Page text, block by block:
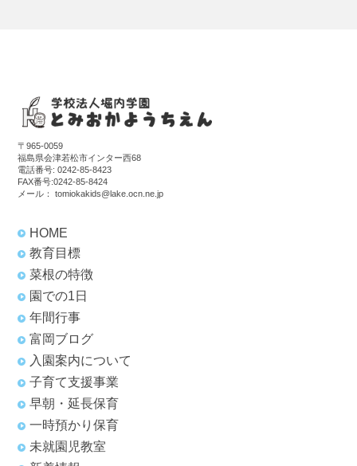
〒965-0059
福島県会津若松市インター西68
電話番号:0242-85-8423
FAX番号:0242-85-8424
メール：tomiokakids@lake.ocn.ne.jp
HOME
教育目標
菜根の特徴
園での1日
年間行事
富岡ブログ
入園案内について
子育て支援事業
早朝・延長保育
一時預かり保育
未就園児教室